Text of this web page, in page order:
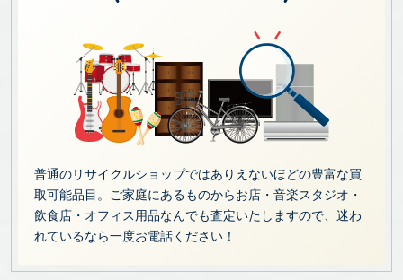
普通のリサイクルショップではありえないほどの豊富な買
取可能品目。ご家庭にあるものからお店・音楽スタジオ・
飲食店・オフィス用品なんでも査定いたしますので、迷わ
れているなら一度お電話ください！